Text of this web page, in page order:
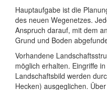
Hauptaufgabe ist die
des neuen Wegenetzes.
Anspruch darauf, mit dem
Grund und Boden
Vorhandene
möglich erhalten. Eingriffe
Landschaftsbild werden
Hecken) ausgeglichen.